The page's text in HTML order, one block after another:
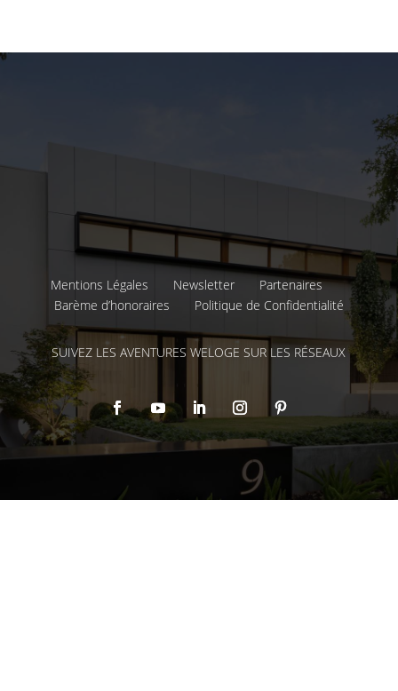
Mentions Légales Newsletter
Partenaires
Barème d’honoraires
Politique de Confidentialité
SUIVEZ LES AVENTURES WELOGE SUR LES RÉSEAUX